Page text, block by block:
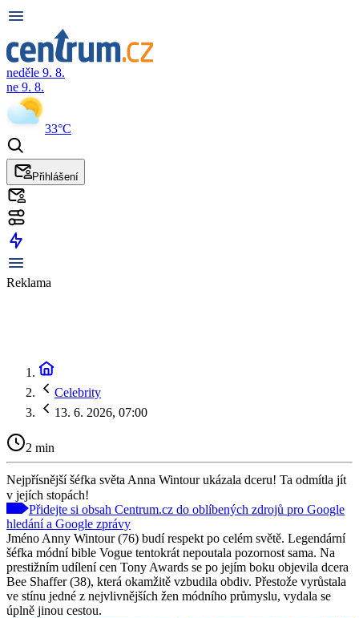
neděle 9. 8.
ne 9. 8.
33°C
Přihlášení
Reklama
Celebrity
13. 6. 2026, 07:00
2 min
Nejpřísnější šéfka světa Anna Wintour ukázala dceru! Ta odmítla jít
v jejích stopách!
Přidejte si obsah Centrum.cz do oblíbených zdrojů pro Google
hledání a Google zprávy
Jméno Anny Wintour (76) budí respekt po celém světě. Legendární
šéfka módní bible Vogue tentokrát nepoutala pozornost sama. Na
prestižním udílení cen Tony Awards se po jejím boku objevila dcera
Bee Shaffer (38), která okamžitě vzbudila obdiv. Přestože vyrůstala
ve stínu jedné z nejvlivnějších žen módního průmyslu, vydala se
úplně jinou cestou.